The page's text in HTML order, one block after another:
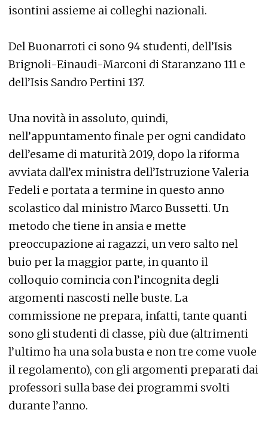
isontini assieme ai colleghi nazionali.
Del Buonarroti ci sono 94 studenti, dell’Isis
Brignoli-Einaudi-Marconi di Staranzano 111 e
dell’Isis Sandro Pertini 137.
Una novità in assoluto, quindi,
nell’appuntamento finale per ogni candidato
dell’esame di maturità 2019, dopo la riforma
avviata dall’ex ministra dell’Istruzione Valeria
Fedeli e portata a termine in questo anno
scolastico dal ministro Marco Bussetti. Un
metodo che tiene in ansia e mette
preoccupazione ai ragazzi, un vero salto nel
buio per la maggior parte, in quanto il
colloquio comincia con l’incognita degli
argomenti nascosti nelle buste. La
commissione ne prepara, infatti, tante quanti
sono gli studenti di classe, più due (altrimenti
l’ultimo ha una sola busta e non tre come vuole
il regolamento), con gli argomenti preparati dai
professori sulla base dei programmi svolti
durante l’anno.